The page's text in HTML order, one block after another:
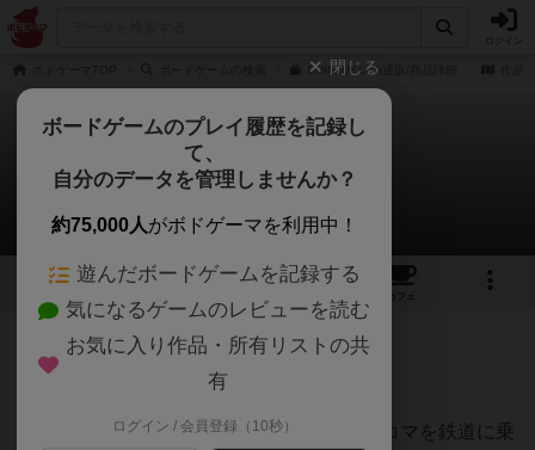
SHINJUKU の通販/商品詳細
シンジュク
はぐれメタルさんのレビュー
4 4
カフェ
158名 2名 0 約1ヶ月前
線路を作って、お店を作り、盤上の消費者コマを鉄道に乗
閉じる
ボードゲームのプレイ履歴を記録し
て、
自分のデータを管理しませんか？
約75,000人がボドゲーマを利用中！
遊んだボードゲームを記録する
気になるゲームのレビューを読む
お気に入り作品・所有リストの共
有
ログイン / 会員登録（10秒）